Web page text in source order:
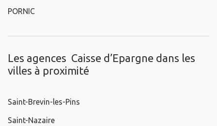
PORNIC
Les agences Caisse d’Epargne dans les
villes à proximité
Saint-Brevin-les-Pins
Saint-Nazaire